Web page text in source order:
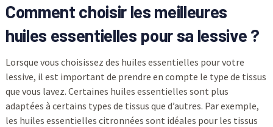
Comment choisir les meilleures
huiles essentielles pour sa lessive ?
Lorsque vous choisissez des huiles essentielles pour votre
lessive, il est important de prendre en compte le type de tissus
que vous lavez. Certaines huiles essentielles sont plus
adaptées à certains types de tissus que d’autres. Par exemple,
les huiles essentielles citronnées sont idéales pour les tissus